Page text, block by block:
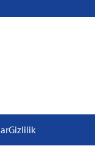
Gizlilik